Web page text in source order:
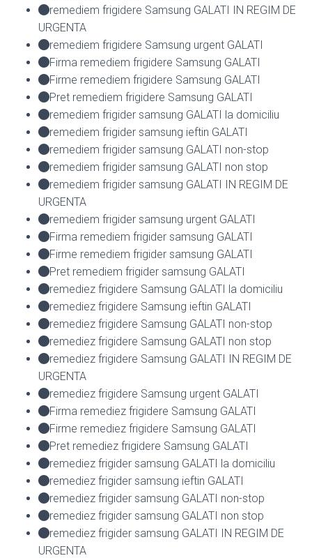
remediem frigidere Samsung GALATI IN REGIM DE
URGENTA
remediem frigidere Samsung urgent GALATI
Firma remediem frigidere Samsung GALATI
Firme remediem frigidere Samsung GALATI
Pret remediem frigidere Samsung GALATI
remediem frigider samsung GALATI la domiciliu
remediem frigider samsung ieftin GALATI
remediem frigider samsung GALATI non-stop
remediem frigider samsung GALATI non stop
remediem frigider samsung GALATI IN REGIM DE
URGENTA
remediem frigider samsung urgent GALATI
Firma remediem frigider samsung GALATI
Firme remediem frigider samsung GALATI
Pret remediem frigider samsung GALATI
remediez frigidere Samsung GALATI la domiciliu
remediez frigidere Samsung ieftin GALATI
remediez frigidere Samsung GALATI non-stop
remediez frigidere Samsung GALATI non stop
remediez frigidere Samsung GALATI IN REGIM DE
URGENTA
remediez frigidere Samsung urgent GALATI
Firma remediez frigidere Samsung GALATI
Firme remediez frigidere Samsung GALATI
Pret remediez frigidere Samsung GALATI
remediez frigider samsung GALATI la domiciliu
remediez frigider samsung ieftin GALATI
remediez frigider samsung GALATI non-stop
remediez frigider samsung GALATI non stop
remediez frigider samsung GALATI IN REGIM DE
URGENTA